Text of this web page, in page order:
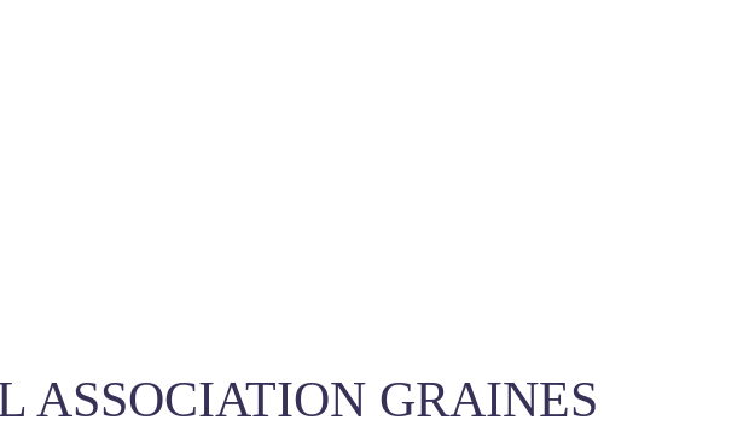
ASSOCIATION GRAINES